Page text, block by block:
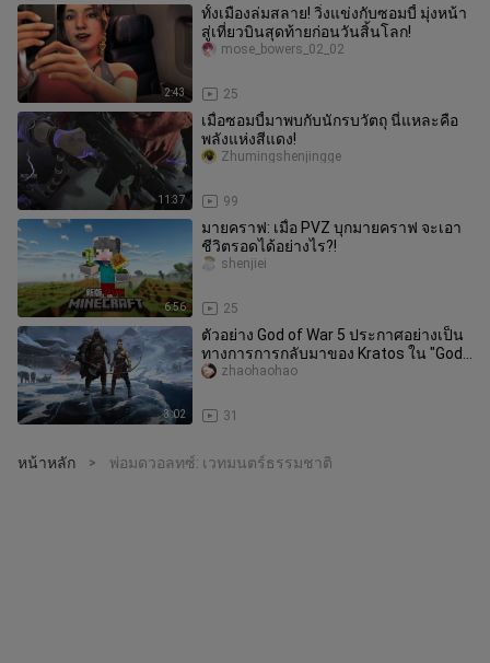
2:43
ทั้งเมืองล่มสลาย! วิ่งแข่งกับซอมบี้ มุ่งหน้า
สู่เที่ยวบินสุดท้ายก่อนวันสิ้นโลก!
25
mose_bowers_02_02
11:37
เมื่อซอมบี้มาพบกับนักรบวัตถุ นี่แหละคือ
พลังแห่งสีแดง!
99
Zhumingshenjingge
6:56
มายคราฟ: เมื่อ PVZ บุกมายคราฟ จะเอา
ชีวิตรอดได้อย่างไร?!
25
shenjiei
3:02
ตัวอย่าง God of War 5 ประกาศอย่างเป็น
ทางการการกลับมาของ Kratos ใน "God
of War: Ragnarok" Atreus เติบ
31
zhaohaohao
หน้าหลัก > พ่อมดวอลทซ์: เวทมนตร์ธรรมชาติ